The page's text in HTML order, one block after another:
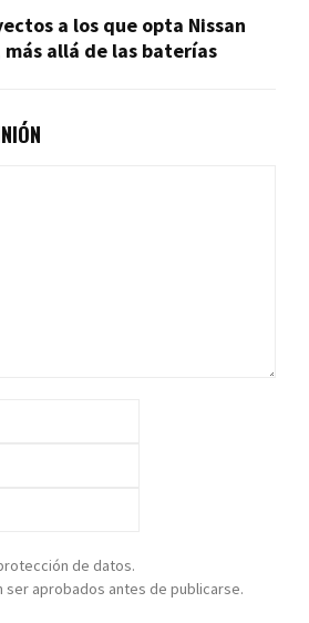
a los que opta Nissan
más allá de las baterías
de datos.
ser aprobados antes de publicarse.